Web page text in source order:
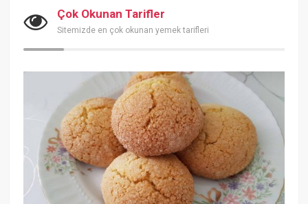
Çok Okunan Tarifler
Sitemizde en çok okunan yemek tarifleri